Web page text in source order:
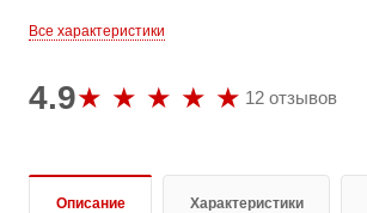
Все характеристики
4.9 12 отзывов
Описание Характеристики